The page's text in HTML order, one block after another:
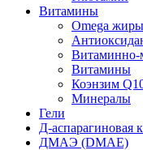
Витамины
Omega жиры
Витаминно-
Витамины
Коэнзим
Минералы
Гели
Д-аспарагиновая
ДМАЭ (DMAE)